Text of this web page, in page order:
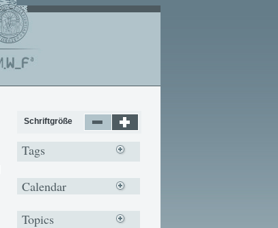
Schriftgröße
Tags
Calendar
Topics